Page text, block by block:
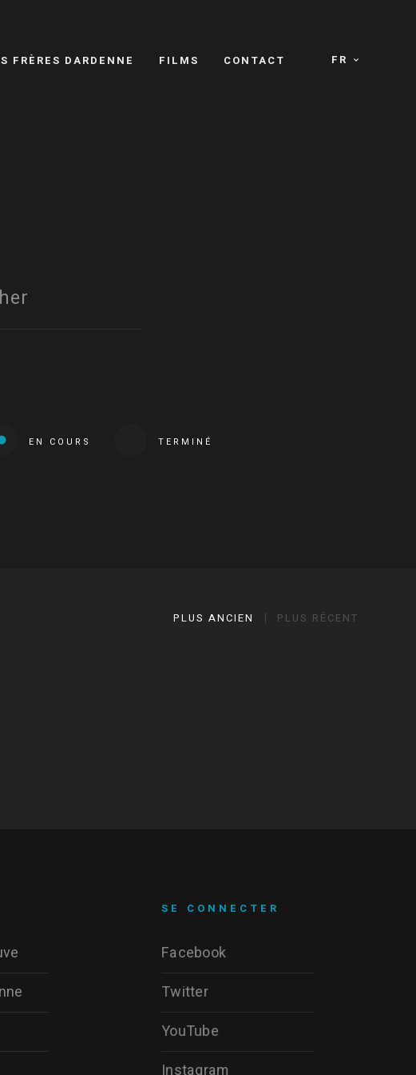
FR
FRÈRES DARDENNE FILMS CONTACT
EN COURS TERMINÉ
PLUS ANCIEN PLUS RÉCENT
SE CONNECTER
Facebook
Twitter
YouTube
Instagram